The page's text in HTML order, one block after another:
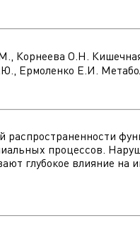
Корнеева О.Н.
Ермоленко Е.И.
распространенности
процессов.
глубокое влияние на